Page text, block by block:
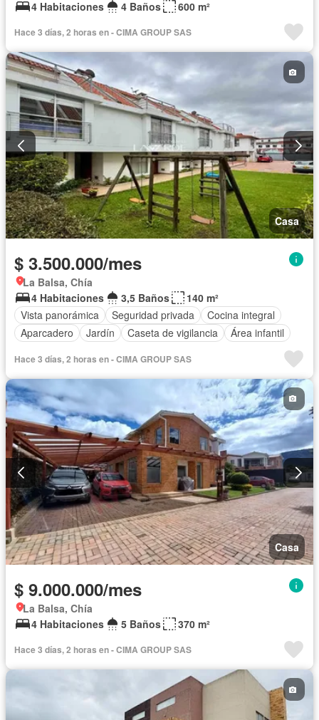
4 Habitaciones
4 Baños 600 m²
Hace 3 días, 2 horas en - CIMA GROUP SAS
Casa
$ 3.500.000/mes
La Balsa, Chía
4 Habitaciones
3,5 Baños
140 m²
Vista panorámica
Seguridad privada
Cocina integral
Aparcadero
Jardín Caseta de vigilancia Área infantil
Hace 3 días, 2 horas en - CIMA GROUP SAS
Casa
$ 9.000.000/mes
La Balsa, Chía
4 Habitaciones
5 Baños 370 m²
Hace 3 días, 2 horas en - CIMA GROUP SAS